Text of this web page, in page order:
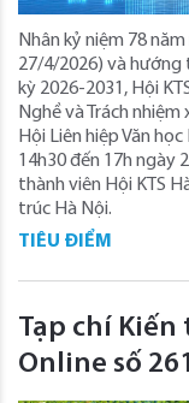
Nhân kỷ niệm 78
27/4/2026) và hướng
kỳ 2026-2031, Hội
Nghề và Trách nhiệm
Hội Liên hiệp Văn
14h30 đến 17h ngày
thành viên Hội KTS
trúc Hà Nội.
TIÊU ĐIỂM
Tạp chí Kiến
Online số 261